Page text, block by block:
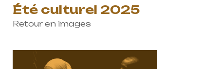
Été culturel 2025
Retour en images